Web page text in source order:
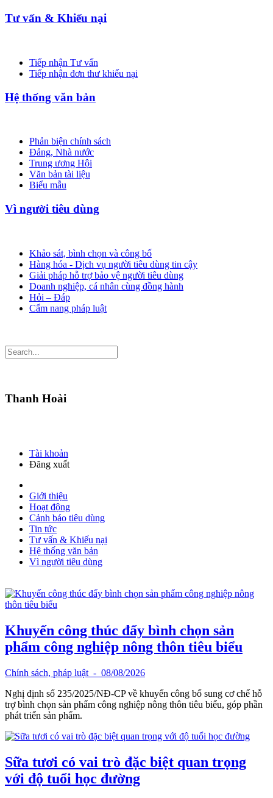
Tư vấn & Khiếu nại
Tiếp nhận Tư vấn
Tiếp nhận đơn thư khiếu nại
Hệ thống văn bản
Phản biện chính sách
Đảng, Nhà nước
Trung ương Hội
Văn bản tài liệu
Biểu mẫu
Vì người tiêu dùng
Khảo sát, bình chọn và công bố
Hàng hóa - Dịch vụ người tiêu dùng tin cậy
Giải pháp hỗ trợ bảo vệ người tiêu dùng
Doanh nghiệp, cá nhân cùng đồng hành
Hỏi – Đáp
Cẩm nang pháp luật
Thanh Hoài
Tài khoản
Đăng xuất
Giới thiệu
Hoạt động
Cảnh báo tiêu dùng
Tin tức
Tư vấn & Khiếu nại
Hệ thống văn bản
Vì người tiêu dùng
Khuyến công thúc đẩy bình chọn sản
phẩm công nghiệp nông thôn tiêu biểu
Chính sách, pháp luật - 08/08/2026
Nghị định số 235/2025/NĐ-CP về khuyến công bổ sung cơ chế hỗ
trợ bình chọn sản phẩm công nghiệp nông thôn tiêu biểu, góp phần
phát triển sản phẩm.
Sữa tươi có vai trò đặc biệt quan trọng
với độ tuổi học đường